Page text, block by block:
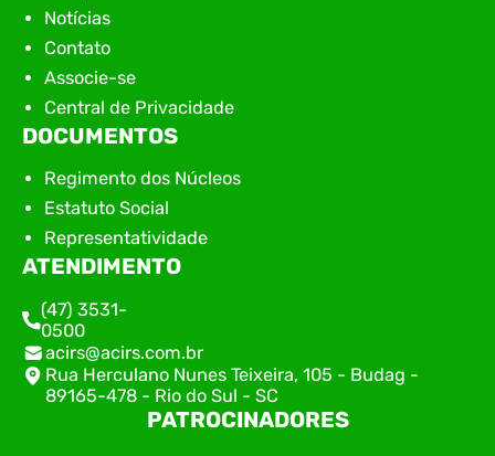
Notícias
Contato
Associe-se
Central de Privacidade
DOCUMENTOS
Regimento dos Núcleos
Estatuto Social
Representatividade
ATENDIMENTO
(47) 3531-
0500
acirs@acirs.com.br
Rua Herculano Nunes Teixeira, 105 - Budag -
89165-478 - Rio do Sul - SC
PATROCINADORES